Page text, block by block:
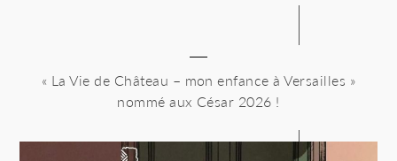
« La Vie de Château – mon enfance à Versailles »
nommé aux César 2026 !